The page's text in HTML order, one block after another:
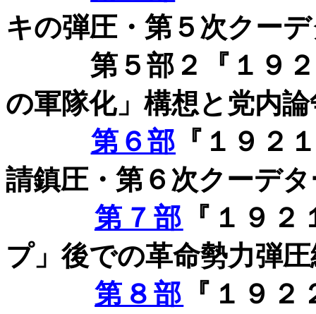
キの弾圧・第５次クー
第５部２『１９２
の軍隊化」構想と党内
第６部 『１９２
請鎮圧・第６次クーデ
第７部 『１９
プ」後での革命勢力弾
第８部 『１９